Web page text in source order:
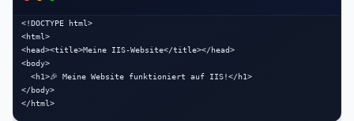
<!DOCTYPE html>
<html>
<head><title>Meine IIS-Website</title></head>
<body>
</body>